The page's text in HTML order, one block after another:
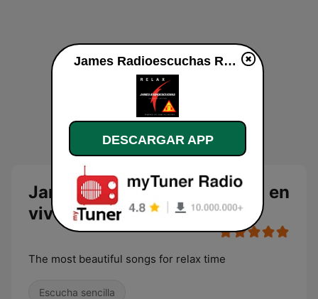
James Radioescuchas Relax en
vivo
The most beautiful songs for relax time
Escucha sencilla
James Radioescuchas Relax en vivo
DESCARGAR APP